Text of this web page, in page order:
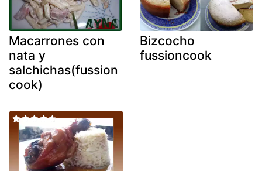
Macarrones con
nata y
salchichas(fussion
cook)
Bizcocho
fussioncook